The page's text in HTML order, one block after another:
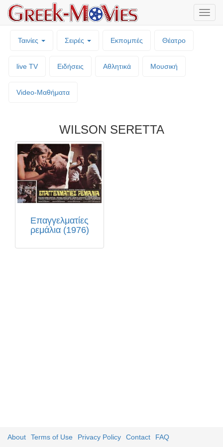
Ταινίες Σειρές Εκπομπές Θέατρο
live TV Ειδήσεις Αθλητικά Μουσική
Video-Mαθήματα
WILSON SERETTA
Επαγγελματίες
ρεμάλια (1976)
About Terms of Use Privacy Policy Contact FAQ